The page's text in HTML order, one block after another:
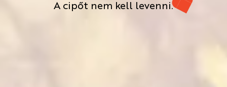
A cipőt nem kell levenni.